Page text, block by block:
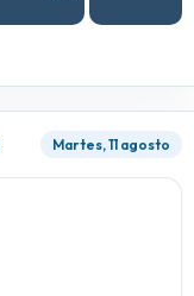
Martes, 11 agosto